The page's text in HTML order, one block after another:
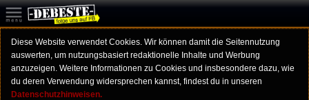
Diese Website verwendet Cookies. Wir können damit die Seitennutzung
auswerten, um nutzungsbasiert redaktionelle Inhalte und Werbung
anzuzeigen. Weitere Informationen zu Cookies und insbesondere dazu, wie
du deren Verwendung widersprechen kannst, findest du in unseren
Datenschutzhinweisen.